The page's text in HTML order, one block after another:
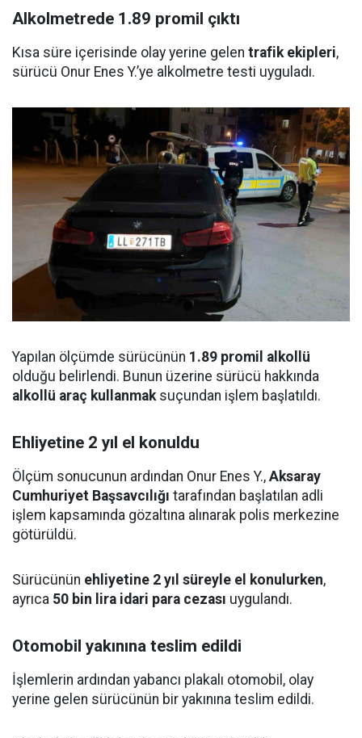
Alkolmetrede 1.89 promil çıktı
Kısa süre içerisinde olay yerine gelen trafik ekipleri,
sürücü Onur Enes Y.’ye alkolmetre testi uyguladı.
Yapılan ölçümde sürücünün 1.89 promil alkollü
olduğu belirlendi. Bunun üzerine sürücü hakkında
alkollü araç kullanmak suçundan işlem başlatıldı.
Ehliyetine 2 yıl el konuldu
Ölçüm sonucunun ardından Onur Enes Y., Aksaray
Cumhuriyet Başsavcılığı tarafından başlatılan adli
işlem kapsamında gözaltına alınarak polis merkezine
götürüldü.
Sürücünün ehliyetine 2 yıl süreyle el konulurken,
ayrıca 50 bin lira idari para cezası uygulandı.
Otomobil yakınına teslim edildi
İşlemlerin ardından yabancı plakalı otomobil, olay
yerine gelen sürücünün bir yakınına teslim edildi.